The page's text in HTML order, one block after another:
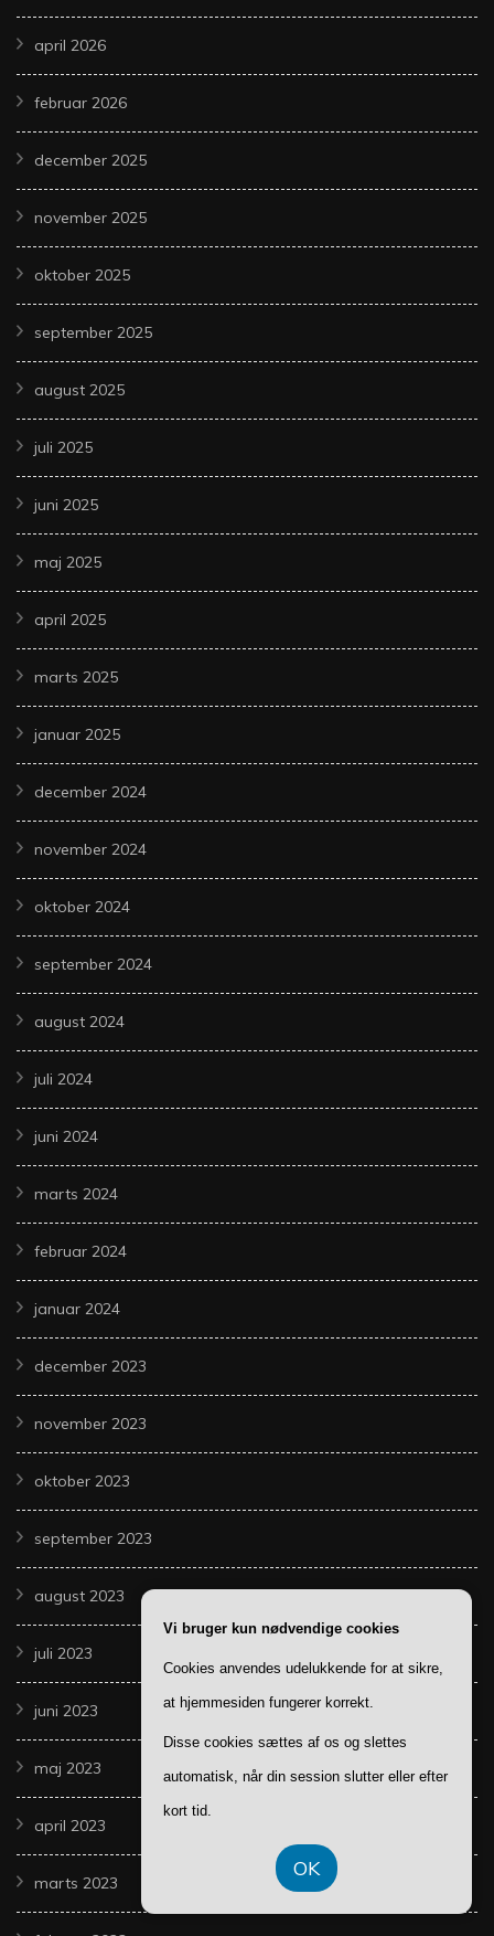
april 2026
februar 2026
december 2025
november 2025
oktober 2025
september 2025
august 2025
juli 2025
juni 2025
maj 2025
april 2025
marts 2025
januar 2025
december 2024
november 2024
oktober 2024
september 2024
august 2024
juli 2024
juni 2024
marts 2024
februar 2024
januar 2024
december 2023
november 2023
oktober 2023
september 2023
august 2023
juli 2023
juni 2023
maj 2023
april 2023
marts 2023
Vi bruger kun nødvendige cookies
Cookies anvendes udelukkende for at sikre,
at hjemmesiden fungerer korrekt.
Disse cookies sættes af os og slettes
automatisk, når din session slutter eller efter
kort tid.
OK